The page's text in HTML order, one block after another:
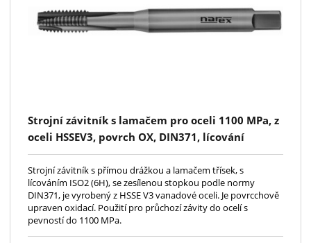
Strojní závitník s lamačem pro oceli 1100 MPa, z
oceli HSSEV3, povrch OX, DIN371, lícování
ISO2(6H), kód 1590
Strojní závitník s přímou drážkou a lamačem třísek, s
lícováním ISO2 (6H), se zesílenou stopkou podle normy
DIN371, je vyrobený z HSSE V3 vanadové oceli. Je povrcchově
upraven oxidací. Použití pro průchozí závity do ocelí s
pevností do 1100 MPa.